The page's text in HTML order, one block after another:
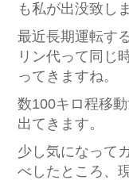
も私が出没致し
最近長期運転す
リン代って同じ
ってきますね。
数100キロ程移
出てきます。
少し気になって
べしたところ、